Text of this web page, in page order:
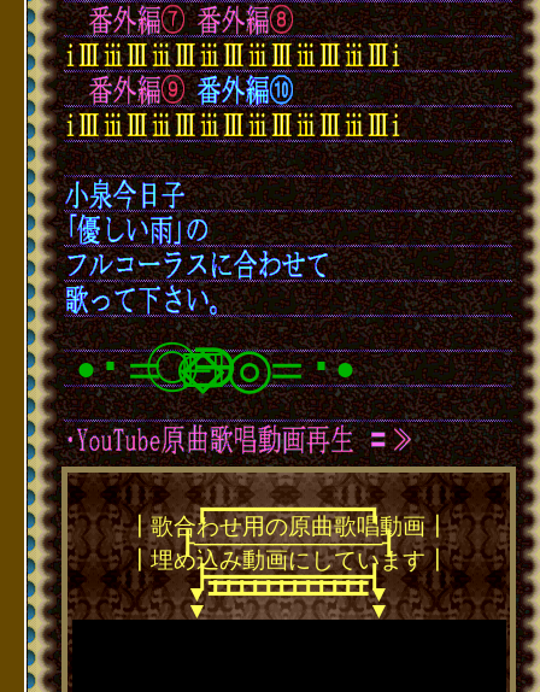
●･＝◎∈∋◎＝･●
┏━━━━━━━━━━━━┓
┃歌合わせ用の原曲歌唱動画┃
┠────────────┨
┃埋め込み動画にしています┃
┣━━━━━━━━━━━━┫
▼━━━━━━━━━━━━▼
▼
┻┻┻┻┻┻┻┻┻┻┻┻
▼